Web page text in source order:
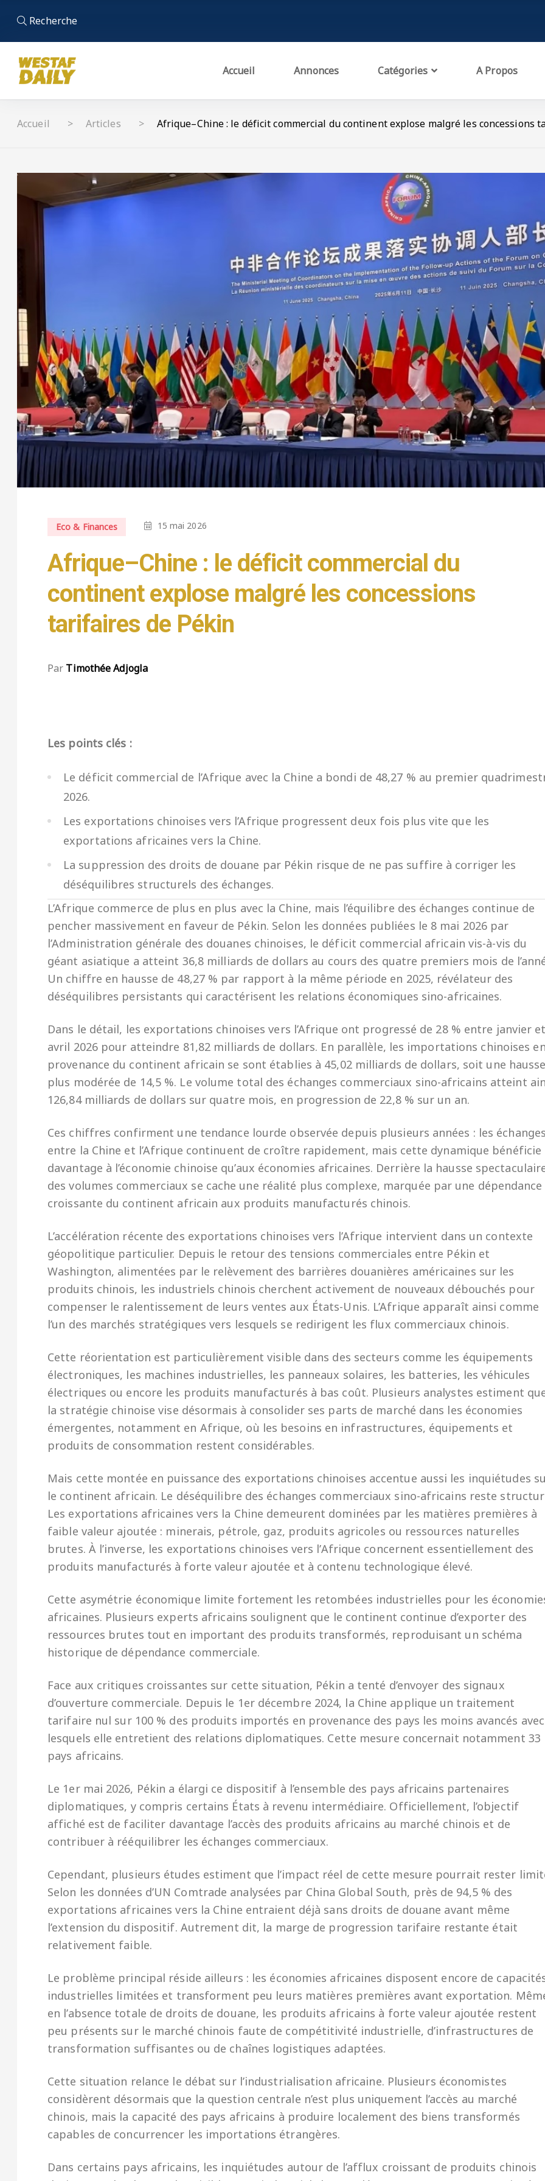
Recherche
Accueil Annonces Catégories A Propos
Accueil Articles Afrique–Chine : le déficit commercial du continent explose malgré les concessions
Eco & Finances 15 mai 2026
Afrique–Chine : le déficit commercial du
continent explose malgré les concessions
tarifaires de Pékin
Par Timothée Adjogla
Les points clés :
Le déficit commercial de l’Afrique avec la Chine a bondi de 48,27 % au premier
2026.
Les exportations chinoises vers l’Afrique progressent deux fois plus vite que les
exportations africaines vers la Chine.
La suppression des droits de douane par Pékin risque de ne pas suffire à corriger les
déséquilibres structurels des échanges.
L’Afrique commerce de plus en plus avec la Chine, mais l’équilibre des échanges continue de
pencher massivement en faveur de Pékin. Selon les données publiées le 8 mai 2026 par
l’Administration générale des douanes chinoises, le déficit commercial africain vis-à-vis du
géant asiatique a atteint 36,8 milliards de dollars au cours des quatre premiers mois de
Un chiffre en hausse de 48,27 % par rapport à la même période en 2025, révélateur des
déséquilibres persistants qui caractérisent les relations économiques sino-africaines.
Dans le détail, les exportations chinoises vers l’Afrique ont progressé de 28 % entre janvier
avril 2026 pour atteindre 81,82 milliards de dollars. En parallèle, les importations chinoises
provenance du continent africain se sont établies à 45,02 milliards de dollars, soit une
plus modérée de 14,5 %. Le volume total des échanges commerciaux sino-africains atteint
126,84 milliards de dollars sur quatre mois, en progression de 22,8 % sur un an.
Ces chiffres confirment une tendance lourde observée depuis plusieurs années : les
entre la Chine et l’Afrique continuent de croître rapidement, mais cette dynamique bénéficie
davantage à l’économie chinoise qu’aux économies africaines. Derrière la hausse
des volumes commerciaux se cache une réalité plus complexe, marquée par une dépendance
croissante du continent africain aux produits manufacturés chinois.
L’accélération récente des exportations chinoises vers l’Afrique intervient dans un contexte
géopolitique particulier. Depuis le retour des tensions commerciales entre Pékin et
Washington, alimentées par le relèvement des barrières douanières américaines sur les
produits chinois, les industriels chinois cherchent activement de nouveaux débouchés pour
compenser le ralentissement de leurs ventes aux États-Unis. L’Afrique apparaît ainsi comme
l’un des marchés stratégiques vers lesquels se redirigent les flux commerciaux chinois.
Cette réorientation est particulièrement visible dans des secteurs comme les équipements
électroniques, les machines industrielles, les panneaux solaires, les batteries, les véhicules
électriques ou encore les produits manufacturés à bas coût. Plusieurs analystes estiment
la stratégie chinoise vise désormais à consolider ses parts de marché dans les économies
émergentes, notamment en Afrique, où les besoins en infrastructures, équipements et
produits de consommation restent considérables.
Mais cette montée en puissance des exportations chinoises accentue aussi les inquiétudes
le continent africain. Le déséquilibre des échanges commerciaux sino-africains reste
Les exportations africaines vers la Chine demeurent dominées par les matières premières à
faible valeur ajoutée : minerais, pétrole, gaz, produits agricoles ou ressources naturelles
brutes. À l’inverse, les exportations chinoises vers l’Afrique concernent essentiellement des
produits manufacturés à forte valeur ajoutée et à contenu technologique élevé.
Cette asymétrie économique limite fortement les retombées industrielles pour les
africaines. Plusieurs experts africains soulignent que le continent continue d’exporter des
ressources brutes tout en important des produits transformés, reproduisant un schéma
historique de dépendance commerciale.
Face aux critiques croissantes sur cette situation, Pékin a tenté d’envoyer des signaux
d’ouverture commerciale. Depuis le 1er décembre 2024, la Chine applique un traitement
tarifaire nul sur 100 % des produits importés en provenance des pays les moins avancés avec
lesquels elle entretient des relations diplomatiques. Cette mesure concernait notamment 33
pays africains.
Le 1er mai 2026, Pékin a élargi ce dispositif à l’ensemble des pays africains partenaires
diplomatiques, y compris certains États à revenu intermédiaire. Officiellement, l’objectif
affiché est de faciliter davantage l’accès des produits africains au marché chinois et de
contribuer à rééquilibrer les échanges commerciaux.
Cependant, plusieurs études estiment que l’impact réel de cette mesure pourrait rester
Selon les données d’UN Comtrade analysées par China Global South, près de 94,5 % des
exportations africaines vers la Chine entraient déjà sans droits de douane avant même
l’extension du dispositif. Autrement dit, la marge de progression tarifaire restante était
relativement faible.
Le problème principal réside ailleurs : les économies africaines disposent encore de
industrielles limitées et transforment peu leurs matières premières avant exportation.
en l’absence totale de droits de douane, les produits africains à forte valeur ajoutée restent
peu présents sur le marché chinois faute de compétitivité industrielle, d’infrastructures de
transformation suffisantes ou de chaînes logistiques adaptées.
Cette situation relance le débat sur l’industrialisation africaine. Plusieurs économistes
considèrent désormais que la question centrale n’est plus uniquement l’accès au marché
chinois, mais la capacité des pays africains à produire localement des biens transformés
capables de concurrencer les importations étrangères.
Dans certains pays africains, les inquiétudes autour de l’afflux croissant de produits chinois